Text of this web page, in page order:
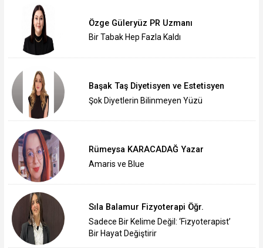
Özge Güleryüz PR Uzmanı
Bir Tabak Hep Fazla Kaldı
Başak Taş Diyetisyen ve Estetisyen
Şok Diyetlerin Bilinmeyen Yüzü
Rümeysa KARACADAĞ Yazar
Amaris ve Blue
Sıla Balamur Fizyoterapi Öğr.
Sadece Bir Kelime Değil: ‘Fizyoterapist’
Bir Hayat Değiştirir